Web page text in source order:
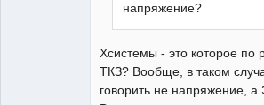
напряжение?
Хсистемы - это которое по
ТКЗ? Вообще, в таком
говорить не напряжение, а